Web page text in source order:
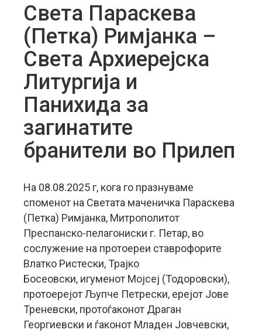
Света Параскева
(Петка) Римјанка –
Света Архиерејска
Литургија и
Панихида за
загинатите
бранители во Прилеп
На 08.08.2025 г, кога го празнуваме
споменот на Светата маченичка Параскева
(Петка) Римјанка, Митрополитот
Преспанско-пелагониски г. Петар, во
сослужение на протоереи ставрофорите
Влатко Ристески, Трајко
Босеовски, игуменот Мојсеј (Тодоровски),
протоерејот Љупче Петрески, ерејот Јове
Треневски, протоѓаконот Драган
Георгиевски и ѓаконот Младен Јовчевски,